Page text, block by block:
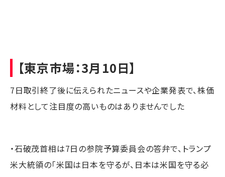
【東京市場：3月10日】
7日取引終了後に伝えられたニュースや企業発表で、株価
材料として注目度の高いものはありませんでした
・石破茂首相は7日の参院予算委員会の答弁で、トランプ
米大統領の「米国は日本を守るが、日本は米国を守る必